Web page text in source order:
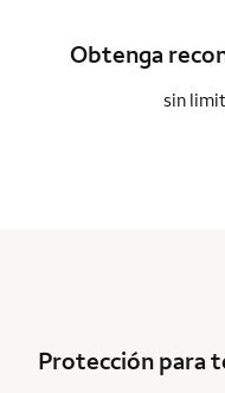
Obtenga
sin
Protección para